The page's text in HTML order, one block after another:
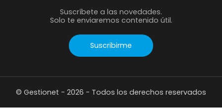
Suscríbete a las novedades.
Solo te enviaremos contenido útil.
Suscribirme
© Gestionet - 2026 - Todos los derechos reservados